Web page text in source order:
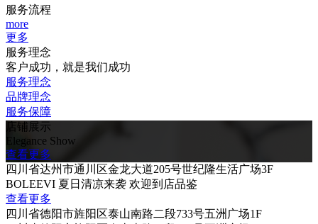
服务流程
more
更多
服务理念
客户成功，就是我们成功
服务理念
品牌理念
服务保障
店铺展示
Elegance Show
查看更多
四川省达州市通川区金龙大道205号世纪隆生活广场3F
BOLEEVI 夏日清凉来袭 欢迎到店品鉴
查看更多
四川省德阳市旌阳区泰山南路二段733号五洲广场1F